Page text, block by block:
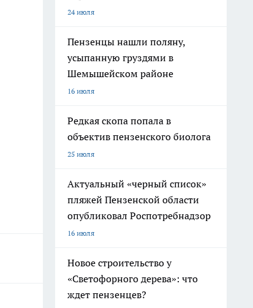
24 июля
Пензенцы нашли поляну,
усыпанную груздями в
Шемышейском районе
16 июля
Редкая скопа попала в
объектив пензенского биолога
25 июля
Актуальный «черный список»
пляжей Пензенской области
опубликовал Роспотребнадзор
16 июля
Новое строительство у
«Светофорного дерева»: что
ждет пензенцев?